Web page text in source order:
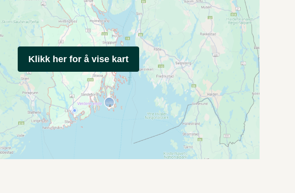
Klikk her for å vise kart